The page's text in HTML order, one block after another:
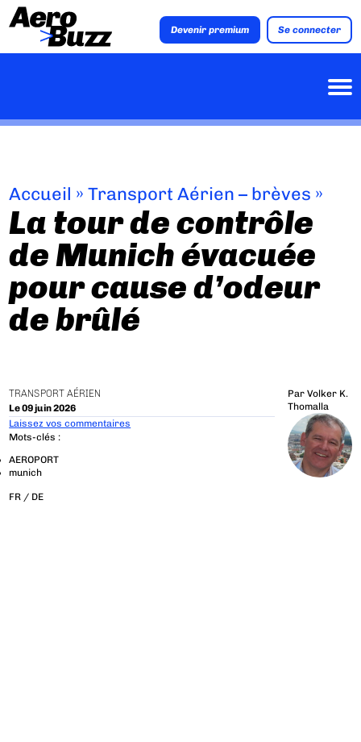
Devenir premium Se connecter
Accueil »Transport Aérien – brèves »
La tour de contrôle
de Munich évacuée
pour cause d’odeur
de brûlé
TRANSPORT AÉRIEN
Le 09 juin 2026
Par Volker K.
Thomalla
Laissez vos commentaires
Mots-clés :
AEROPORT
munich
FR / DE